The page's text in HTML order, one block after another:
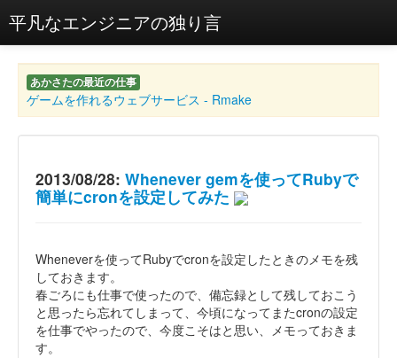
平凡なエンジニアの独り言
あかさたの最近の仕事
ゲームを作れるウェブサービス - Rmake
2013/08/28: Whenever gemを使ってRubyで
簡単にcronを設定してみた
Wheneverを使ってRubyでcronを設定したときのメモを残
しておきます。
春ごろにも仕事で使ったので、備忘録として残しておこう
と思ったら忘れてしまって、今頃になってまたcronの設定
を仕事でやったので、今度こそはと思い、メモっておきま
す。